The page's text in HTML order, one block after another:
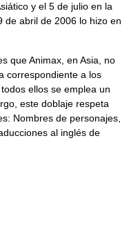
y el 5 de julio en la
de abril de 2006 lo hizo en
que Animax, en Asia, no
correspondiente a los
ellos se emplea un
este doblaje respeta
Nombres de personajes,
al inglés de